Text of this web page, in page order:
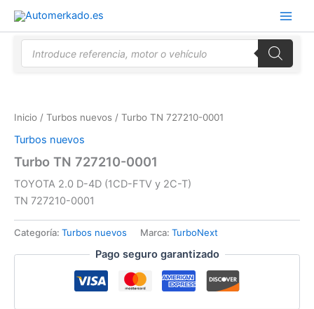
contenido
Búsqueda
Inicio / Turbos nuevos / Turbo TN 727210-0001
Turbos nuevos
Turbo TN 727210-0001
TOYOTA 2.0 D-4D (1CD-FTV y 2C-T)
TN 727210-0001
Categoría: Turbos nuevos Marca: TurboNext
Pago seguro garantizado